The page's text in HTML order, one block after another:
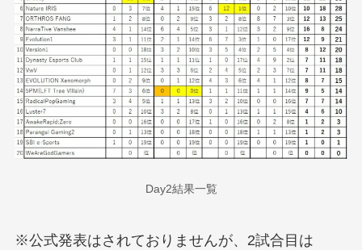
Day2結果一覧
※公式発表はされておりませんが、2試合目は